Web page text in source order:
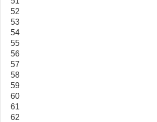
52
53
54
55
56
57
58
59
60
61
62